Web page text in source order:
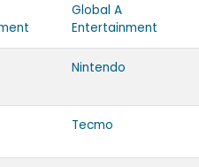
Global A
Entertainment
Nintendo
Tecmo